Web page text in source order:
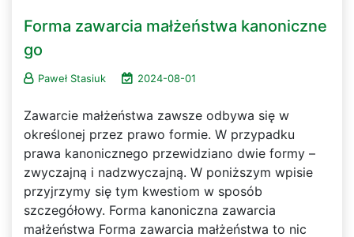
Forma zawarcia małżeństwa kanoniczne
go
Paweł Stasiuk 2024-08-01
Zawarcie małżeństwa zawsze odbywa się w
określonej przez prawo formie. W przypadku
prawa kanonicznego przewidziano dwie formy –
zwyczajną i nadzwyczajną. W poniższym wpisie
przyjrzymy się tym kwestiom w sposób
szczegółowy. Forma kanoniczna zawarcia
małżeństwa Forma zawarcia małżeństwa to nic